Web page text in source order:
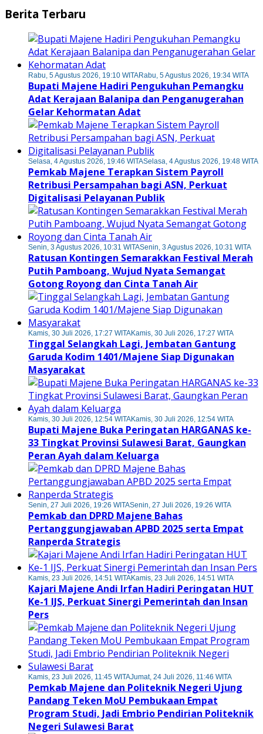
Berita Terbaru
Rabu, 5 Agustus 2026, 19:10 WITARabu, 5 Agustus 2026, 19:34 WITA
Bupati Majene Hadiri Pengukuhan Pemangku
Adat Kerajaan Balanipa dan Penganugerahan
Gelar Kehormatan Adat
Selasa, 4 Agustus 2026, 19:46 WITASelasa, 4 Agustus 2026, 19:48 WITA
Pemkab Majene Terapkan Sistem Payroll
Retribusi Persampahan bagi ASN, Perkuat
Digitalisasi Pelayanan Publik
Senin, 3 Agustus 2026, 10:31 WITASenin, 3 Agustus 2026, 10:31 WITA
Ratusan Kontingen Semarakkan Festival Merah
Putih Pamboang, Wujud Nyata Semangat
Gotong Royong dan Cinta Tanah Air
Kamis, 30 Juli 2026, 17:27 WITAKamis, 30 Juli 2026, 17:27 WITA
Tinggal Selangkah Lagi, Jembatan Gantung
Garuda Kodim 1401/Majene Siap Digunakan
Masyarakat
Kamis, 30 Juli 2026, 12:54 WITAKamis, 30 Juli 2026, 12:54 WITA
Bupati Majene Buka Peringatan HARGANAS ke-
33 Tingkat Provinsi Sulawesi Barat, Gaungkan
Peran Ayah dalam Keluarga
Senin, 27 Juli 2026, 19:26 WITASenin, 27 Juli 2026, 19:26 WITA
Pemkab dan DPRD Majene Bahas
Pertanggungjawaban APBD 2025 serta Empat
Ranperda Strategis
Kamis, 23 Juli 2026, 14:51 WITAKamis, 23 Juli 2026, 14:51 WITA
Kajari Majene Andi Irfan Hadiri Peringatan HUT
Ke-1 IJS, Perkuat Sinergi Pemerintah dan Insan
Pers
Kamis, 23 Juli 2026, 11:45 WITAJumat, 24 Juli 2026, 11:46 WITA
Pemkab Majene dan Politeknik Negeri Ujung
Pandang Teken MoU Pembukaan Empat
Program Studi, Jadi Embrio Pendirian Politeknik
Negeri Sulawesi Barat